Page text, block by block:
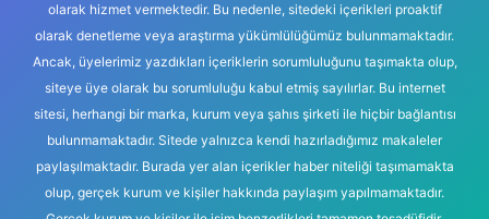
olarak hizmet vermektedir. Bu nedenle, sitedeki içerikleri proaktif
olarak denetleme veya araştırma yükümlülüğümüz bulunmamaktadır.
Ancak, üyelerimiz yazdıkları içeriklerin sorumluluğunu taşımakta olup,
siteye üye olarak bu sorumluluğu kabul etmiş sayılırlar. Bu internet
sitesi, herhangi bir marka, kurum veya şahıs şirketi ile hiçbir bağlantısı
bulunmamaktadır. Sitede yalnızca kendi hazırladığımız makaleler
paylaşılmaktadır. Burada yer alan içerikler haber niteliği taşımamakta
olup, gerçek kurum ve kişiler hakkında paylaşım yapılmamaktadır.